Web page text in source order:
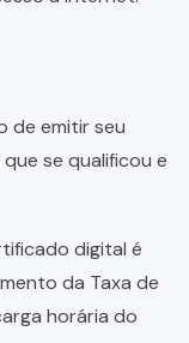
de emitir seu
se qualificou e
digital é
da Taxa de
horária do